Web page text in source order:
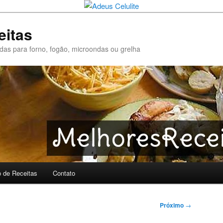
para forno, fogão, microondas ou grelha
de Receitas Contato
Próximo →